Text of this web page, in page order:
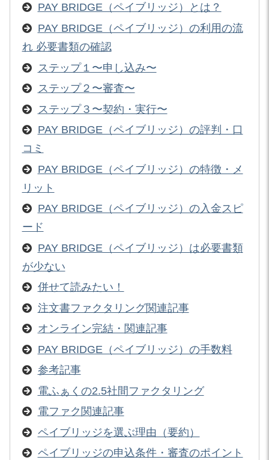
PAY BRIDGE（ペイブリッジ）とは？
PAY BRIDGE（ペイブリッジ）の利用の流
れ 必要書類の確認
ステップ１〜申し込み〜
ステップ２〜審査〜
ステップ３〜契約・実行〜
PAY BRIDGE（ペイブリッジ）の評判・口
コミ
PAY BRIDGE（ペイブリッジ）の特徴・メ
リット
PAY BRIDGE（ペイブリッジ）の入金スピ
ード
PAY BRIDGE（ペイブリッジ）は必要書類
が少ない
併せて読みたい！
注文書ファクタリング関連記事
オンライン完結・関連記事
PAY BRIDGE（ペイブリッジ）の手数料
参考記事
電ふぁくの2.5社間ファクタリング
電ファク関連記事
ペイブリッジを選ぶ理由（要約）
ペイブリッジの申込条件・審査のポイント